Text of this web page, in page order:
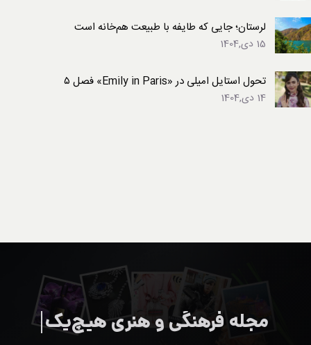
لرستان؛ جایی که طایفه با طبیعت هم‌خانه است
15 دی,1404
تحول استایل امیلی در «Emily in Paris» فصل ۵
14 دی,1404